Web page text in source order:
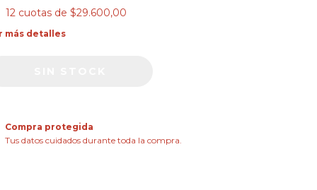
12 cuotas de $29.600,00
más detalles
Compra protegida
Tus datos cuidados durante toda la compra.